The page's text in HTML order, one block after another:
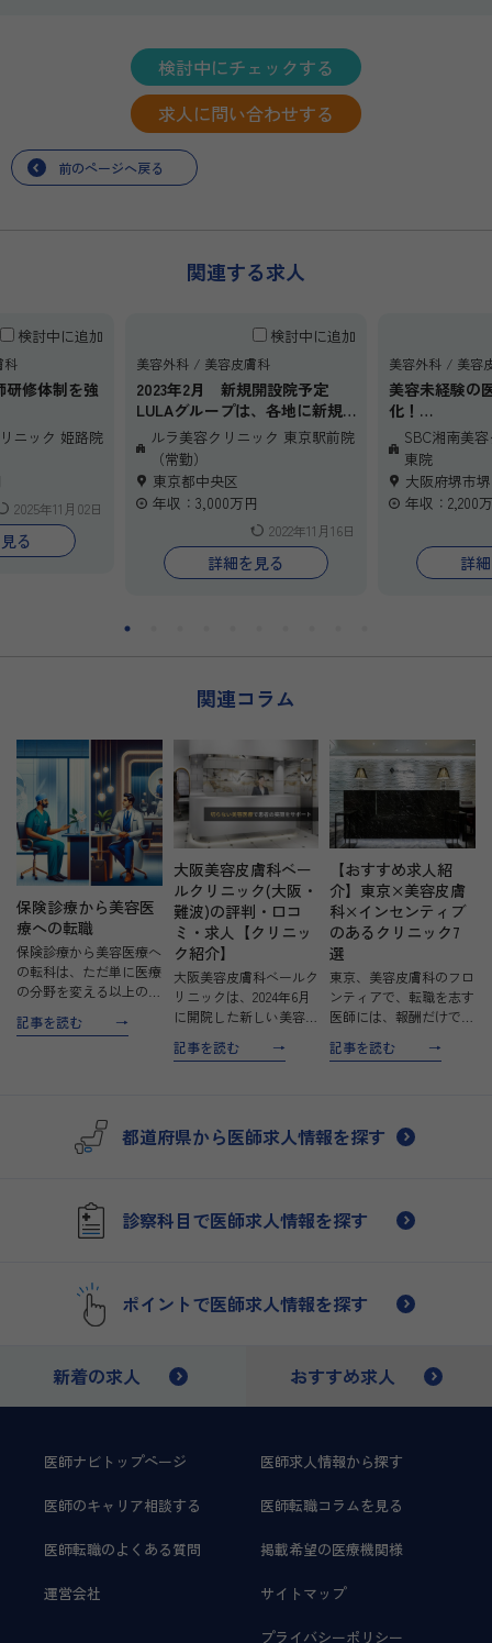
検討中にチェックする
求人に問い合わせする
前のページへ戻る
関連する求人
検討中に追加
科
研修体制を強
手美容クリニ
ニック 姫路院
2025年11月02日
る
検討中に追加
美容外科 美容皮膚科
2023年2月 新規開設院予定
LULAグループは、各地に新規
開院を積極的に進めています。
医師や看護師、その他にもLUL
Aグループを支えてくれる多く
のスタッフを随時募集しており
一緒に成長していける皆様とお
ルラ美容クリニック 東京駅前院
（常勤）
東京都中央区
年収：3,000万円
2022年11月16日
詳細を見る
美容外科 美容
美容未経験の
化！
全国展開す
ック！
SBC湘南美
東院
大阪府堺市
年収：2,200
詳
関連コラム
保険診療から美容医
療への転職
保険診療から美容医療へ
の転科は、ただ単に医療
の分野を変える以上の意
たなキャリアパスへの一
記事を読む
大阪美容皮膚科ベー
ルクリニック(大阪・
難波)の評判・口コ
ミ・求人【クリニッ
ク紹介】
大阪美容皮膚科ベールク
リニックは、2024年6月
に開院した新しい美容ク
ら徒歩2分という通いや
「通える美容医療」を…
記事を読む
【おすすめ求人紹
介】東京×美容皮膚
科×インセンティブ
のあるクリニック7
選
東京、美容皮膚科のフロ
ンティアで、転職を志す
医師には、報酬だけでな
富に広がっています。特
に応じて報酬を提供する
記事を読む
都道府県から医師求人情報を探す
診察科目で医師求人情報を探す
ポイントで医師求人情報を探す
新着の求人 おすすめ求人
医師ナビトップページ 医師求人情報から探す
医師のキャリア相談する 医師転職コラムを見る
医師転職のよくある質問 掲載希望の医療機関様
運営会社 サイトマップ
プライバシーポリシー